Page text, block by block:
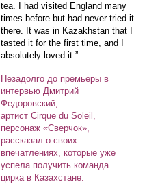
tea. I had visited England many
times before but had never tried it
there. It was in Kazakhstan that I
tasted it for the first time, and I
absolutely loved it.”
Незадолго до премьеры в
интервью Дмитрий
Федоровский,
артист Cirque du Soleil,
персонаж «Сверчок»,
рассказал о своих
впечатлениях, которые уже
успела получить команда
цирка в Казахстане: